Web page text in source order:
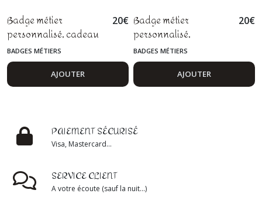
Badge métier
personnalisé, cadeau
maîtresse, maître, avs,
atsem, animatrice,
animateur en fimo
20€
BADGES MÉTIERS
AJOUTER
Badge métier
personnalisé,
préparatrice en
pharmacie,
pharmacienne,
pharmacien,
20€
BADGES MÉTIERS
AJOUTER
PAIEMENT SÉCURISÉ
Visa, Mastercard...
SERVICE CLIENT
A votre écoute (sauf la nuit...)